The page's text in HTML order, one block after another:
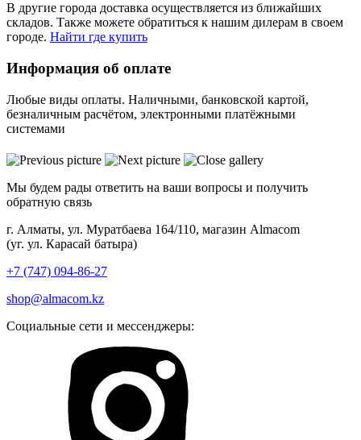
В другие города доставка осуществляется из ближайших
складов. Также можете обратиться к нашим дилерам в своем
городе. Найти где купить
Информация об оплате
Любые виды оплаты. Наличными, банковской картой,
безналичным расчётом, электронными платёжными
системами
Мы будем рады ответить на ваши вопросы и получить
обратную связь
г. Алматы, ул. Муратбаева 164/110, магазин Almacom
(уг. ул. Карасай батыра)
+7 (747) 094-86-27
shop@almacom.kz
Социальные сети и мессенджеры: